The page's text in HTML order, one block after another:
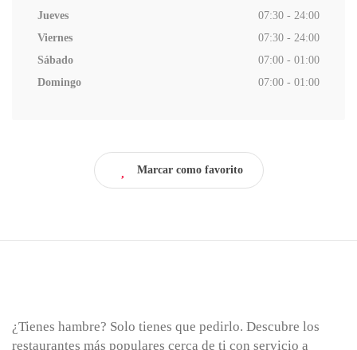
Jueves
07:30 - 24:00
Viernes
07:30 - 24:00
Sábado
07:00 - 01:00
Domingo
07:00 - 01:00
Marcar como favorito
¿Tienes hambre? Solo tienes que pedirlo. Descubre los
restaurantes más populares cerca de ti con servicio a